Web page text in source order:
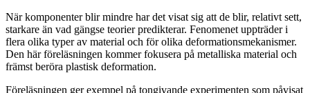
När komponenter blir mindre har det visat sig att de blir, relativt sett,
starkare än vad gängse teorier predikterar. Fenomenet uppträder i
flera olika typer av material och för olika deformationsmekanismer.
Den här föreläsningen kommer fokusera på metalliska material och
främst beröra plastisk deformation.
Föreläsningen ger exempel på tongivande experimenten som påvisat